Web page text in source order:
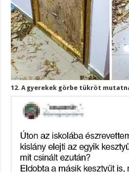
12. A gyerekek görbe tükröt